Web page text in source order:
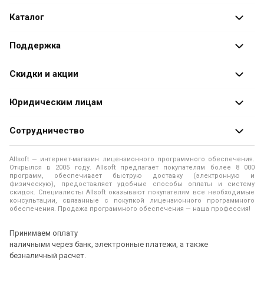
Принимаем оплату
наличными через банк, электронные платежи, а также
безналичный расчет.
Каталог
Каталог программ
Поддержка
Оплата заказов
Доставка заказа
Помощь
Правила продажи
Политика использования файлов Cookie
Скидки и акции
Специальные
Юридическим лицам
Продажа программ юридическим лицам
О лицензировании программного обеспечения
Программы для компьютера
Контакты
Сотрудничество
О магазине
Адреса и телефоны
Новости
Allsoft — интернет-магазин лицензионного программного обеспечения.
Открылся в 2005 году. Allsoft предлагает покупателям более 8 000
программ, обеспечивает быструю доставку (электронную и
физическую), предоставляет удобные способы оплаты и систему
скидок. Специалисты Allsoft оказывают покупателям все необходимые
консультации, связанные с покупкой лицензионного программного
обеспечения. Продажа программного обеспечения — наша профессия!